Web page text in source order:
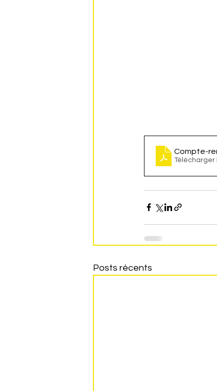
Compte-
Télécharger
Posts récents